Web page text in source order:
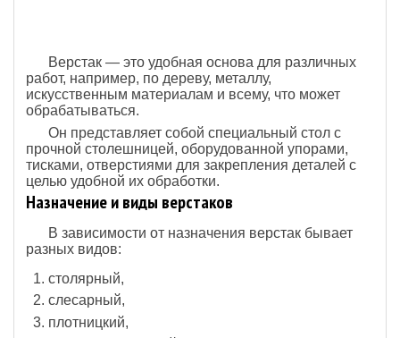
Верстак — это удобная основа для различных
работ, например, по дереву, металлу,
искусственным материалам и всему, что может
обрабатываться.
Он представляет собой специальный стол с
прочной столешницей, оборудованной упорами,
тисками, отверстиями для закрепления деталей с
целью удобной их обработки.
Назначение и виды верстаков
В зависимости от назначения верстак бывает
разных видов:
столярный,
слесарный,
плотницкий,